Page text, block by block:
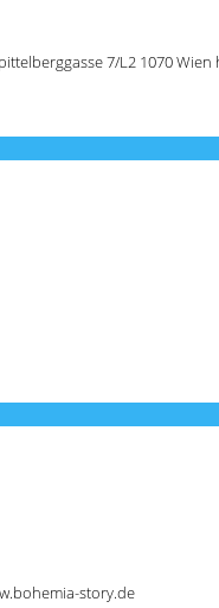
7/L2 1070
story.de